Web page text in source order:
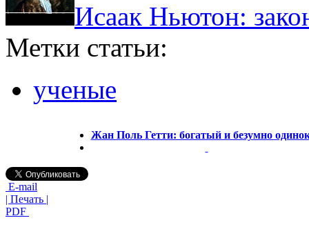
Исаак Ньютон:
Метки статьи:
ученые
Жан Поль Гетти: богатый и безумно
E-mail
| Печать |
PDF